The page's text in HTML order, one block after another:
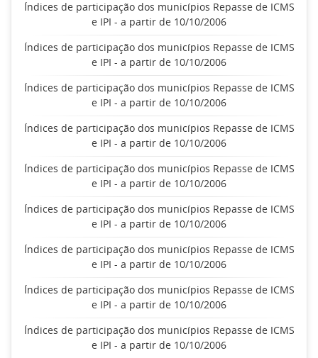
Índices de participação dos municípios Repasse de ICMS
e IPI - a partir de 10/10/2006
Índices de participação dos municípios Repasse de ICMS
e IPI - a partir de 10/10/2006
Índices de participação dos municípios Repasse de ICMS
e IPI - a partir de 10/10/2006
Índices de participação dos municípios Repasse de ICMS
e IPI - a partir de 10/10/2006
Índices de participação dos municípios Repasse de ICMS
e IPI - a partir de 10/10/2006
Índices de participação dos municípios Repasse de ICMS
e IPI - a partir de 10/10/2006
Índices de participação dos municípios Repasse de ICMS
e IPI - a partir de 10/10/2006
Índices de participação dos municípios Repasse de ICMS
e IPI - a partir de 10/10/2006
Índices de participação dos municípios Repasse de ICMS
e IPI - a partir de 10/10/2006